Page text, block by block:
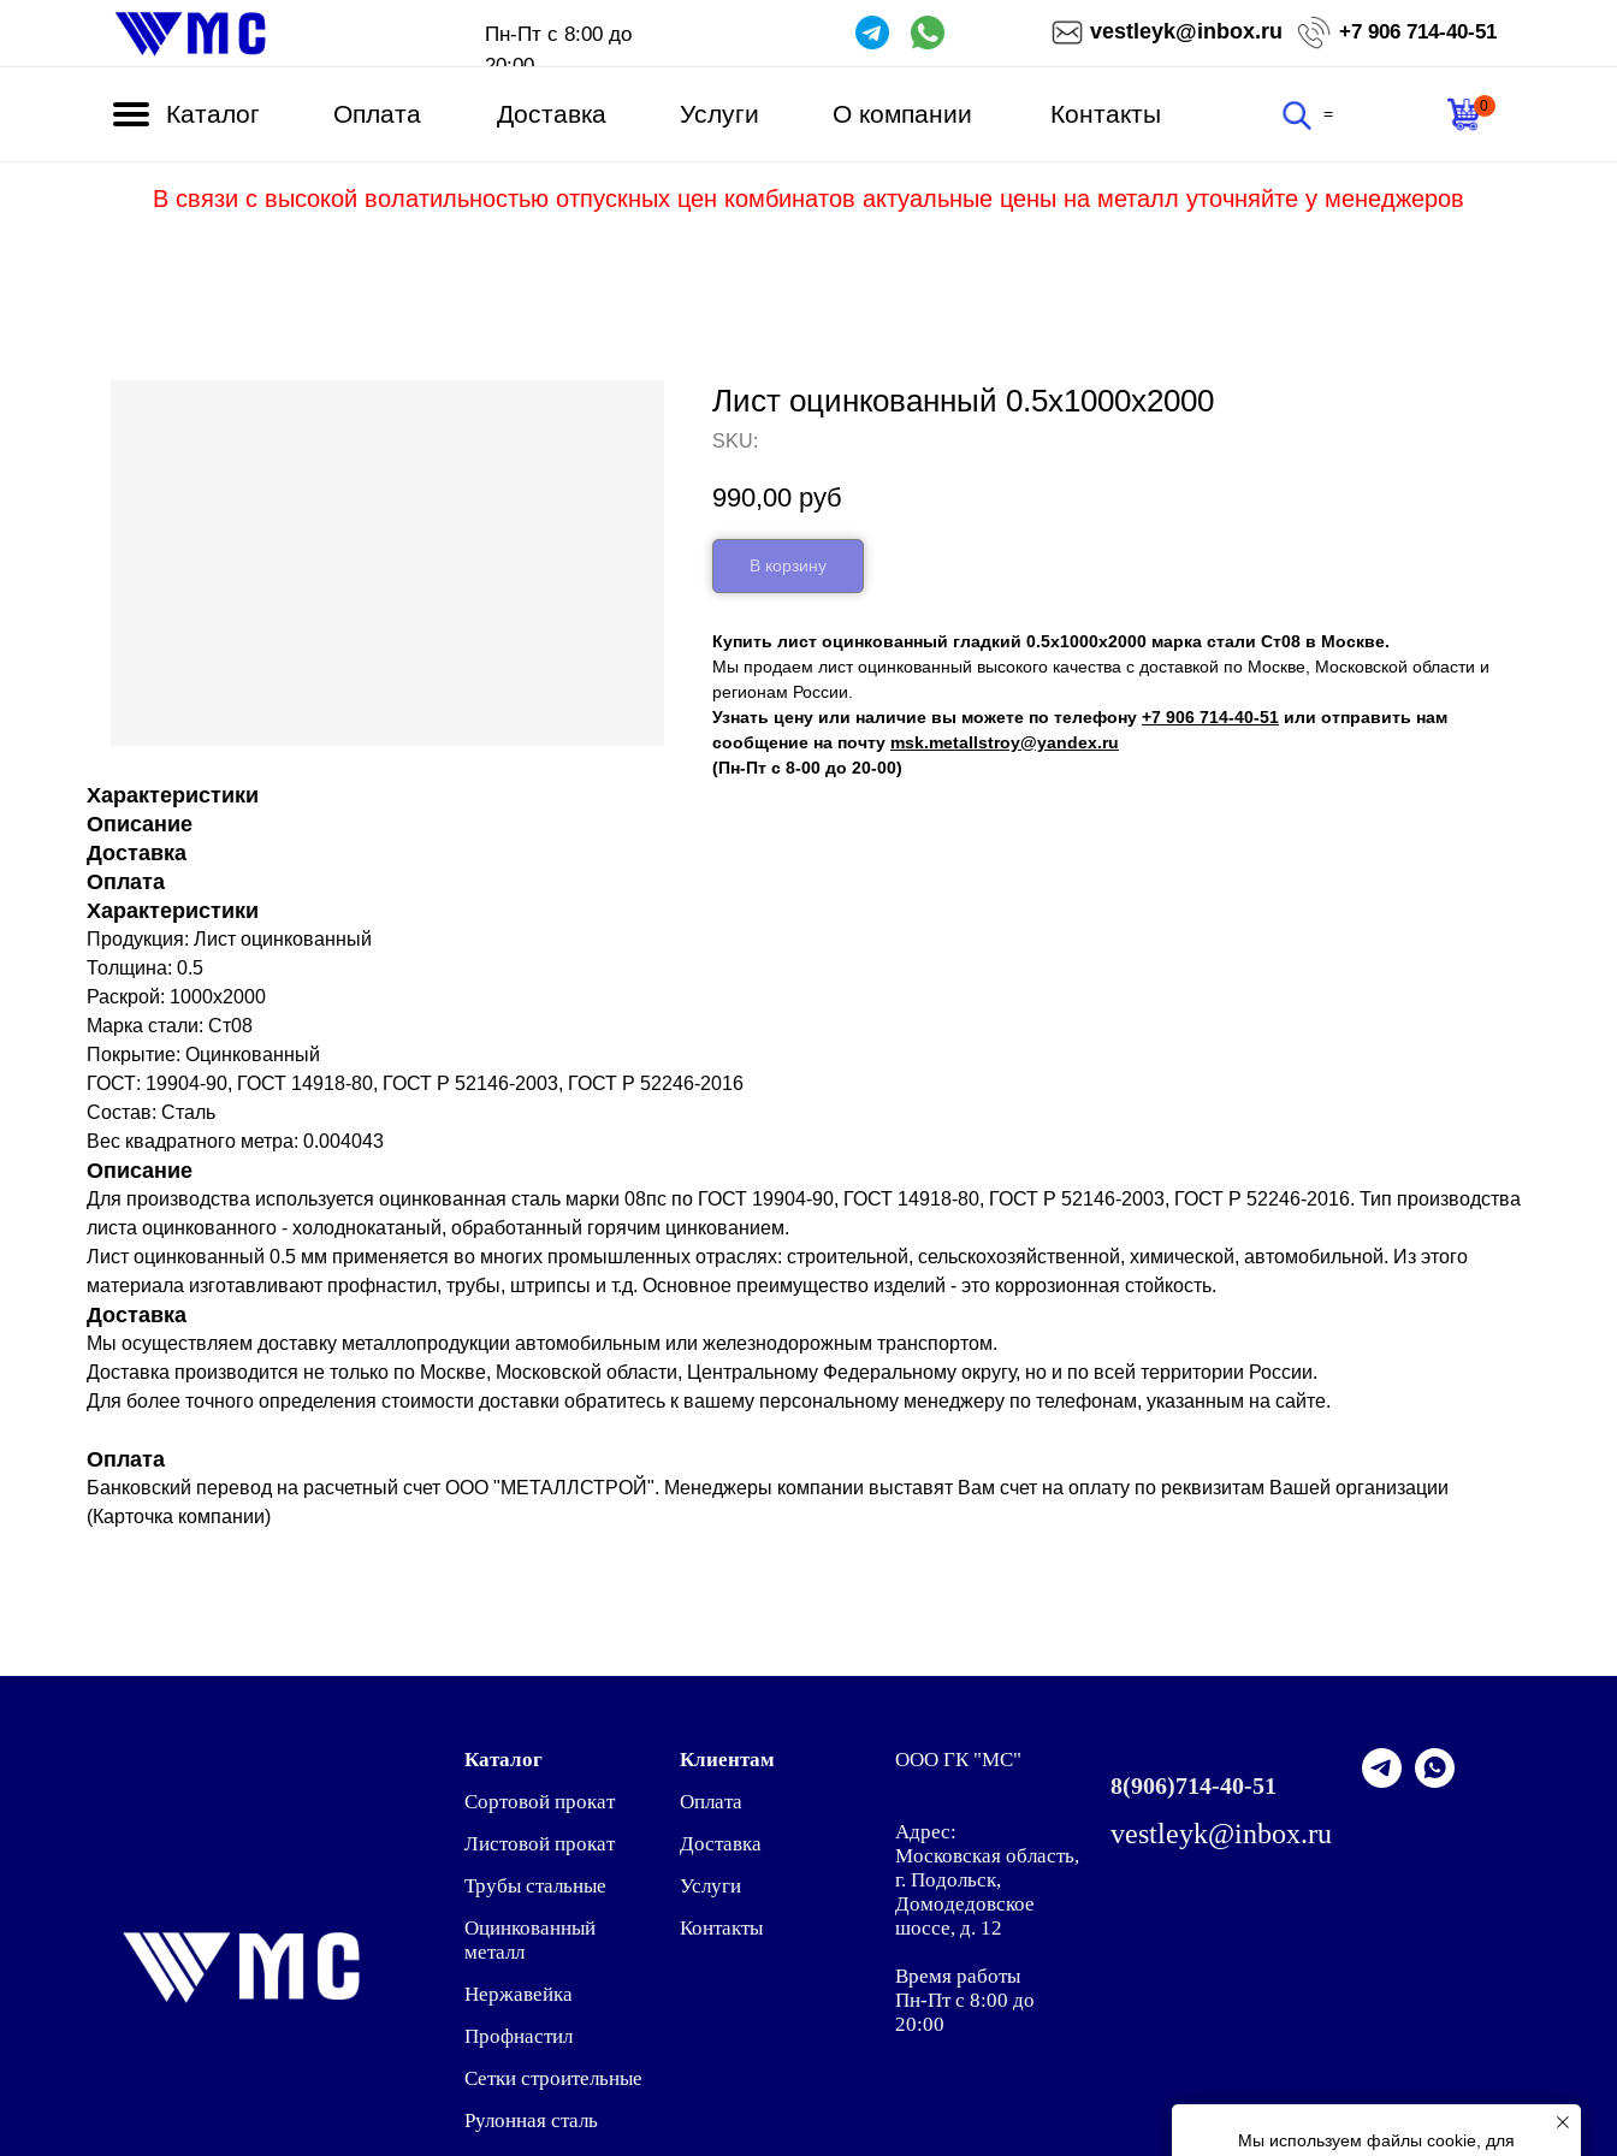
+7 906 714-40-51
vestleyk@inbox.ru
Пн-Пт с 8:00 до
20:00
= 0
Каталог Доставка Услуги Контакты
О компании
Оплата
В связи с высокой волатильностью отпускных цен комбинатов актуальные цены на металл уточняйте у менеджеров
Мы используем файлы cookie, для
Лист оцинкованный 0.5х1000х2000
SKU:
990,00 руб
В корзину
Купить лист оцинкованный гладкий 0.5х1000х2000 марка стали Ст08 в Москве.
Мы продаем лист оцинкованный высокого качества с доставкой по Москве, Московской области и
регионам России.
Узнать цену или наличие вы можете по телефону +7 906 714‑40-51 или отправить нам
сообщение на почту msk.metallstroy@yandex.ru
(Пн-Пт с 8-00 до 20-00)
Характеристики
Описание
Доставка
Оплата
Характеристики
Продукция: Лист оцинкованный
Толщина: 0.5
Раскрой: 1000х2000
Марка стали: Ст08
Покрытие: Оцинкованный
ГОСТ: 19904-90, ГОСТ 14918-80, ГОСТ Р 52146-2003, ГОСТ Р 52246-2016
Состав: Сталь
Вес квадратного метра: 0.004043
Описание
Для производства используется оцинкованная сталь марки 08пс по ГОСТ 19904-90, ГОСТ 14918-80, ГОСТ Р 52146-2003, ГОСТ Р 52246-2016. Тип производства
листа оцинкованного - холоднокатаный, обработанный горячим цинкованием.
Лист оцинкованный 0.5 мм применяется во многих промышленных отраслях: строительной, сельскохозяйственной, химической, автомобильной. Из этого
материала изготавливают профнастил, трубы, штрипсы и т.д. Основное преимущество изделий - это коррозионная стойкость.
Доставка
Мы осуществляем доставку металлопродукции автомобильным или железнодорожным транспортом.
Доставка производится не только по Москве, Московской области, Центральному Федеральному округу, но и по всей территории России.
Для более точного определения стоимости доставки обратитесь к вашему персональному менеджеру по телефонам, указанным на сайте.
Оплата
Банковский перевод на расчетный счет ООО "МЕТАЛЛСТРОЙ". Менеджеры компании выставят Вам счет на оплату по реквизитам Вашей организации
(Карточка компании)
Каталог
Сортовой прокат
Листовой прокат
Трубы стальные
Оцинкованный
металл
Нержавейка
Профнастил
Сетки строительные
Рулонная сталь
Клиентам
Оплата
Доставка
Услуги
Контакты
ООО ГК "МС"
Адрес:
Московская область,
г. Подольск,
Домодедовское
шоссе, д. 12
Время работы
Пн-Пт с 8:00 до
20:00
8(906)714-40-51
vestleyk@inbox.ru